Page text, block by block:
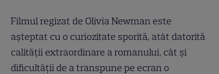
Filmul regizat de Olivia Newman este
așteptat cu o curiozitate sporită, atât datorită
calității extraordinare a romanului, cât și
dificultății de a transpune pe ecran o